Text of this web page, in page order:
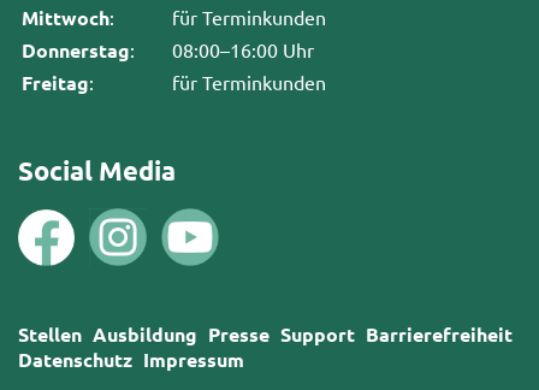
Mittwoch: für Terminkunden
Donnerstag: 08:00–16:00 Uhr
Freitag: für Terminkunden
Social Media
Stellen Ausbildung Presse Support Barrierefreiheit
Datenschutz Impressum